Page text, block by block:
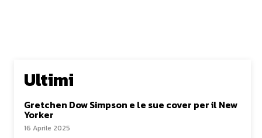
Ultimi
Gretchen Dow Simpson e le sue cover per il New
Yorker
16 Aprile 2025